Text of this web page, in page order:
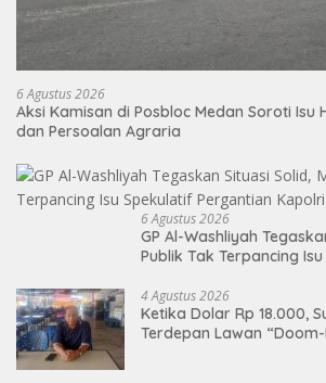
6 Agustus 2026
Aksi Kamisan di Posbloc Medan Soroti Isu
dan Persoalan Agraria
6 Agustus 2026
GP Al-Washliyah
Publik Tak Terpancing
4 Agustus 2026
Ketika Dolar Rp 18.000,
Terdepan Lawan